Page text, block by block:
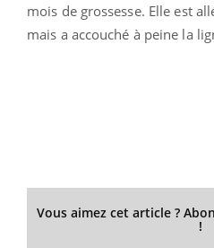
mois de grossesse. Elle est
mais a accouché à peine la
Vous aimez cet article ?
!